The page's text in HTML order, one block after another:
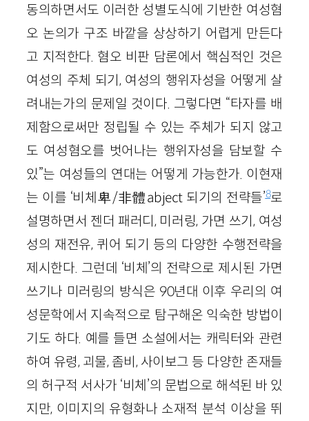
동의하면서도 이러한 성별도식에 기반한 여성혐
오 논의가 구조 바깥을 상상하기 어렵게 만든다
고 지적한다. 혐오 비판 담론에서 핵심적인 것은
여성의 주체 되기, 여성의 행위자성을 어떻게 살
려내는가의 문제일 것이다. 그렇다면 “타자를 배
제함으로써만 정립될 수 있는 주체가 되지 않고
도 여성혐오를 벗어나는 행위자성을 담보할 수
있”는 여성들의 연대는 어떻게 가능한가. 이현재
는 이를 ‘비체卑/非體abject 되기의 전략들’8로
설명하면서 젠더 패러디, 미러링, 가면 쓰기, 여성
성의 재전유, 퀴어 되기 등의 다양한 수행전략을
제시한다. 그런데 ‘비체’의 전략으로 제시된 가면
쓰기나 미러링의 방식은 90년대 이후 우리의 여
성문학에서 지속적으로 탐구해온 익숙한 방법이
기도 하다. 예를 들면 소설에서는 캐릭터와 관련
하여 유령, 괴물, 좀비, 사이보그 등 다양한 존재들
의 허구적 서사가 ‘비체’의 문법으로 해석된 바 있
지만, 이미지의 유형화나 소재적 분석 이상을 뛰